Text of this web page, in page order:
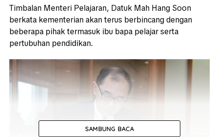
Timbalan Menteri Pelajaran, Datuk Mah Hang Soon
berkata kementerian akan terus berbincang dengan
beberapa pihak termasuk ibu bapa pelajar serta
pertubuhan pendidikan.
SAMBUNG BACA